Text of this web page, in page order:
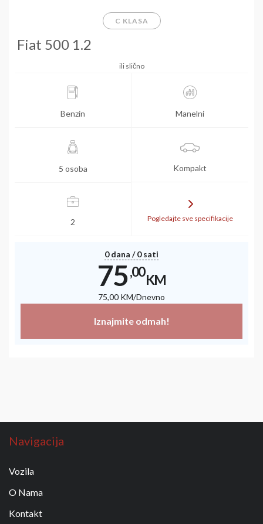
C KLASA
Fiat 500 1.2
ili slično
Benzin Manelni
5 osoba Kompakt
2 Pogledajte sve specifikacije
0 dana / 0 sati
75,00KM
75,00 KM/Dnevno
Iznajmite odmah!
Navigacija
Vozila
O Nama
Kontakt